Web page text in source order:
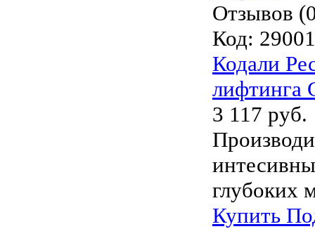
Отзывов
Код:
Кодали
лифтинга
3 117 руб.
глубоких
Купить